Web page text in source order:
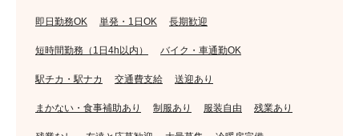
即日勤務OK 単発・1日OK 長期歓迎
短時間勤務（1日4h以内） バイク・車通勤OK
駅チカ・駅ナカ 交通費支給 送迎あり
まかない・食事補助あり 制服あり 服装自由 残業あり